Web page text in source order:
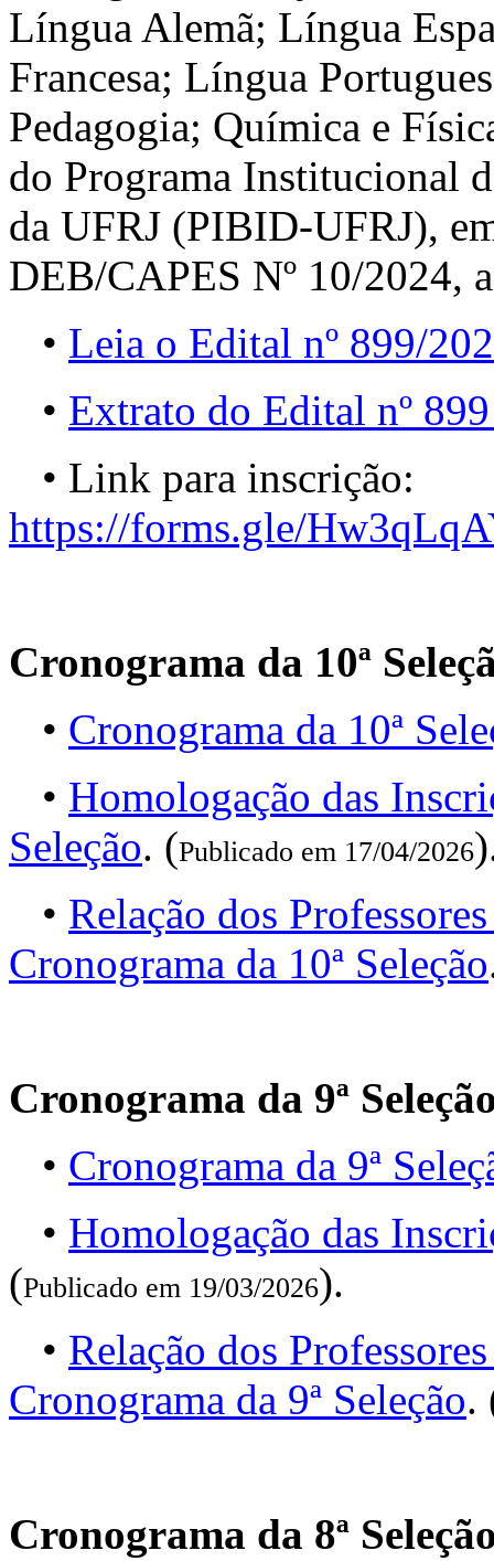
Língua Alemã; Língua
Francesa; Língua
Pedagogia; Química e
do Programa Institucional
da UFRJ (PIBID-UFRJ),
DEB/CAPES Nº 10/2024,
• Leia o Edital nº 899/
• Extrato do Edital nº
• Link para inscrição:
https://forms.gle/
Cronograma da 10ª
• Cronograma da 10ª
• Homologação das
Seleção. (Publicado em 17/04/2026
• Relação dos
Cronograma da 10ª Seleção
Cronograma da 9ª
• Cronograma da 9ª
• Homologação das
(Publicado em 19/03/2026).
• Relação dos
Cronograma da 9ª Seleção.
Cronograma da 8ª